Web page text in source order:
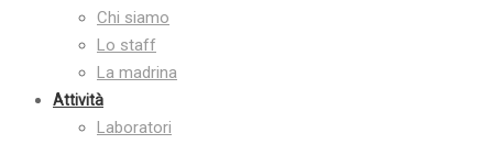
Chi siamo
Lo staff
La madrina
Attività
Laboratori